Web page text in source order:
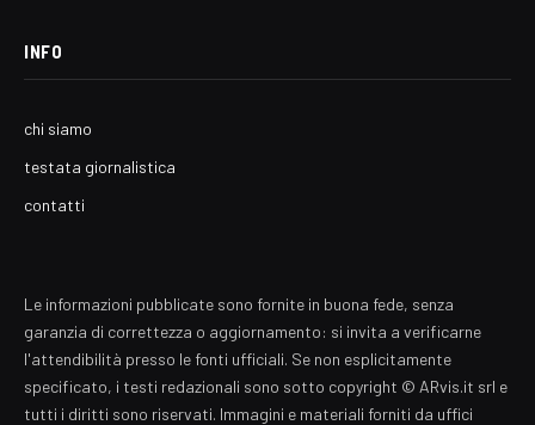
INFO
chi siamo
testata giornalistica
contatti
Le informazioni pubblicate sono fornite in buona fede, senza
garanzia di correttezza o aggiornamento: si invita a verificarne
l'attendibilità presso le fonti ufficiali. Se non esplicitamente
specificato, i testi redazionali sono sotto copyright © ARvis.it srl e
tutti i diritti sono riservati. Immagini e materiali forniti da uffici